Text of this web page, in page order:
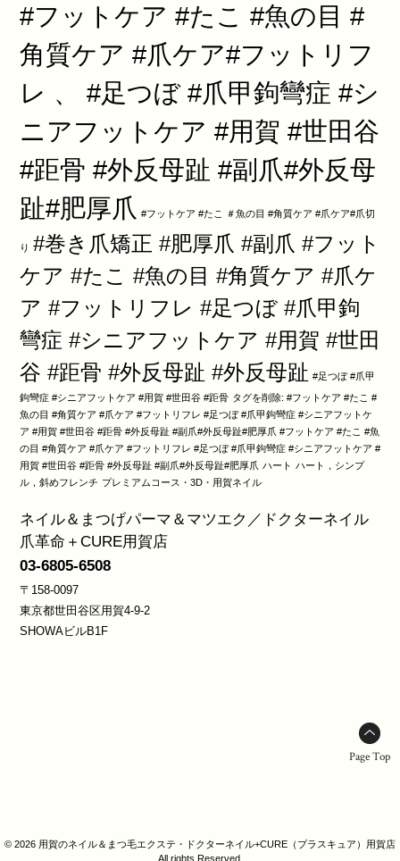
#フットケア #たこ #魚の目 #
角質ケア #爪ケア#フットリフ
レ 、 #足つぼ #爪甲鉤彎症 #シ
ニアフットケア #用賀 #世田谷
#距骨 #外反母趾 #副爪#外反母
趾#肥厚爪 #フットケア #たこ ＃魚の目 #角質ケア #爪ケア#爪切
り #巻き爪矯正 #肥厚爪 #副爪 #フット
ケア #たこ #魚の目 #角質ケア #爪ケ
ア #フットリフレ #足つぼ #爪甲鉤
彎症 #シニアフットケア #用賀 #世田
谷 #距骨 #外反母趾 #外反母趾 #足つぼ #爪甲
鉤彎症 #シニアフットケア #用賀 #世田谷 #距骨 タグを削除: #フットケア #たこ #
魚の目 #角質ケア #爪ケア #フットリフレ #足つぼ #爪甲鉤彎症 #シニアフットケ
ア #用賀 #世田谷 #距骨 #外反母趾 #副爪#外反母趾#肥厚爪 #フットケア #たこ #魚
の目 #角質ケア #爪ケア #フットリフレ #足つぼ #爪甲鉤彎症 #シニアフットケア #
用賀 #世田谷 #距骨 #外反母趾 #副爪#外反母趾#肥厚爪 ハート ハート，シンプ
ル，斜めフレンチ プレミアムコース・3D・用賀ネイル
ネイル＆まつげパーマ＆マツエク／ドクターネイル
爪革命＋CURE用賀店
03-6805-6508
〒158-0097
東京都世田谷区用賀4-9-2
SHOWAビルB1F
Page Top
© 2026 用賀のネイル＆まつ毛エクステ・ドクターネイル+CURE（プラスキュア）用賀店
All rights Reserved.